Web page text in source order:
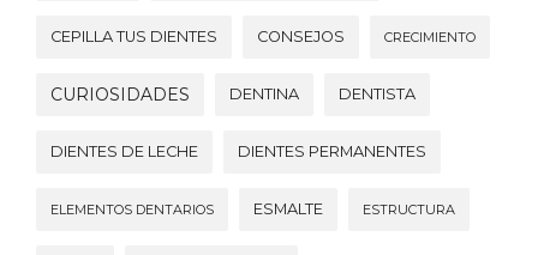
CEPILLA TUS DIENTES CONSEJOS CRECIMIENTO
CURIOSIDADES DENTINA DENTISTA
DIENTES DE LECHE DIENTES PERMANENTES
ELEMENTOS DENTARIOS ESMALTE ESTRUCTURA